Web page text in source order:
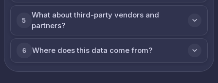
5
What about third-party vendors and
partners?
6 Where does this data come from?